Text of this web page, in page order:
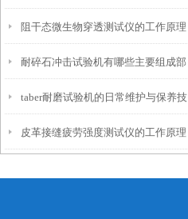
仪
阻干态微生物穿透测试仪的工作原理
解析
耐碎石冲击试验机有哪些主要组成部
分？
taber耐磨试验机的日常维护与保养技
巧
皮革接缝疲劳强度测试仪的工作原理